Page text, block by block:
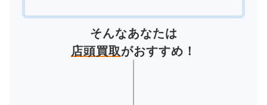
そんなあなたは
店頭買取がおすすめ！